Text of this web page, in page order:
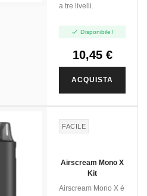
a tre livelli.
 Disponibile!
10,45 €
ACQUISTA
FACILE
Airscream Mono X
Kit
Airscream Mono X è